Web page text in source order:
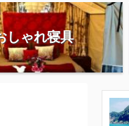
す
しゃれ寝具